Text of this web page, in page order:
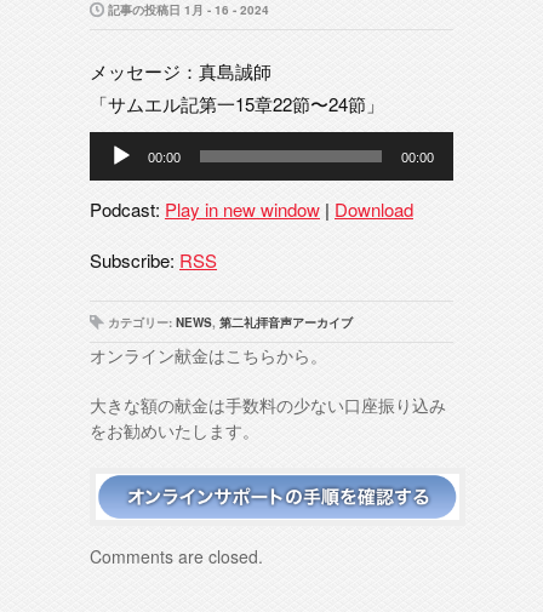
記事の投稿日 1月 - 16 - 2024
メッセージ：真島誠師
「サムエル記第一15章22節〜24節」
レ
ー
ー
00:00 00:00
Podcast: Play in new window | Download
Subscribe: RSS
カテゴリー: NEWS, 第二礼拝音声アーカイブ
オンライン献金はこちらから。
大きな額の献金は手数料の少ない口座振り込み
をお勧めいたします。
Comments are closed.